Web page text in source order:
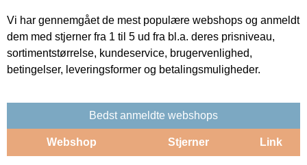
Vi har gennemgået de mest populære webshops og anmeldt
dem med stjerner fra 1 til 5 ud fra bl.a. deres prisniveau,
sortimentstørrelse, kundeservice, brugervenlighed,
betingelser, leveringsformer og betalingsmuligheder.
Bedst anmeldte webshops
Webshop Stjerner Link